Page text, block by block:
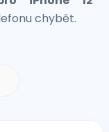
chybět.